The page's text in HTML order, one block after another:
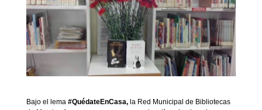
Bajo el lema #QuédateEnCasa,la Red Municipal de Bibliotecas